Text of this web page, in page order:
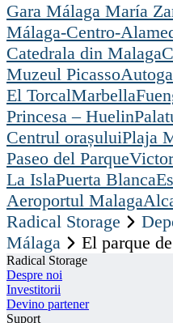
Gara Málaga María
Málaga-Centro-
Catedrala din Malaga
Muzeul Picasso
El TorcalMarbella
Princesa – Huelin
Centrul orașuluiPlaja
Paseo del Parque
La IslaPuerta Blanca
Aeroportul Malaga
Radical Storage
Málaga
El parque
Radical Storage
Despre noi
Investitorii
Devino partener
Suport